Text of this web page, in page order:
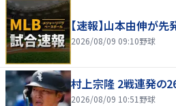
【速報】山本由伸が先
2026/08/09 09:10野球
村上宗隆 2戦連発の
2026/08/09 10:51野球